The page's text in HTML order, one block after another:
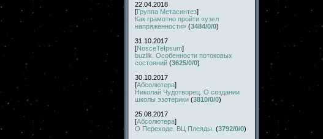
22.04.2018
[Группа Метасинтез]
Как грамотно пройти «узел
напряженности» (3484/0/0)
31.10.2017
[NosceTeIpsum]
buzlik. Особенности потоковых
состояний (3625/0/0)
30.10.2017
[Абсолютера]
Николай Чудотворец. О создании
школы эзотерики (3810/0/0)
25.08.2017
[Абсолютера]
О Переходе. ВЦ Плеяды. (3792/0/0)